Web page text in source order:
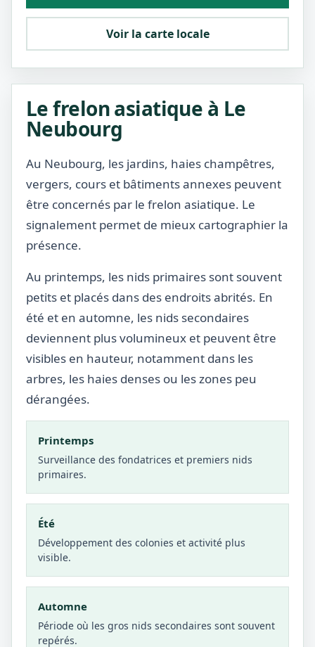
Voir la carte locale
Le frelon asiatique à Le
Neubourg
Au Neubourg, les jardins, haies champêtres,
vergers, cours et bâtiments annexes peuvent
être concernés par le frelon asiatique. Le
signalement permet de mieux cartographier la
présence.
Au printemps, les nids primaires sont souvent
petits et placés dans des endroits abrités. En
été et en automne, les nids secondaires
deviennent plus volumineux et peuvent être
visibles en hauteur, notamment dans les
arbres, les haies denses ou les zones peu
dérangées.
Printemps
Surveillance des fondatrices et premiers nids
primaires.
Été
Développement des colonies et activité plus
visible.
Automne
Période où les gros nids secondaires sont souvent
repérés.